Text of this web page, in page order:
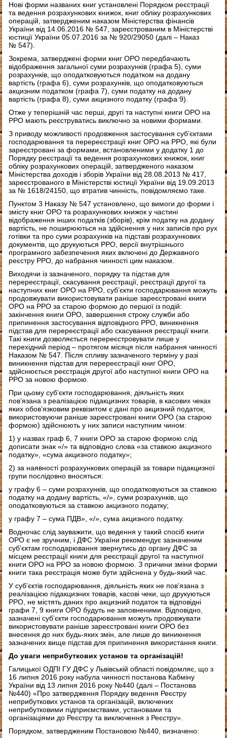
Нові форми названих книг установлені Порядком реєстрації
та ведення розрахункових книжок, книг обліку розрахункових
операцій, затвердженим наказом Міністерства фінансів
України від 14.06.2016 № 547, зареєстрованим в Міністерстві
юстиції України 05.07.2016 за № 920/29050 (далі – Наказ
№ 547).
Зокрема, затверджені форми книг ОРО передбачають
відображення загальної суми розрахунків (графа 5), суми
розрахунків, що оподатковуються податком на додану
вартість (графа 6), суми розрахунків, що оподатковуються
акцизним податком (графа 7), суми податку на додану
вартість (графа 8), суми акцизного податку (графа 9).
Отже у теперішній час перші, другі та наступні книги ОРО на
РРО мають реєструватись виключно за новими формами.
З приводу можливості продовження застосування суб’єктами
господарювання та перереєстрації книг ОРО на РРО, які були
зареєстровані за формами, встановленими у додатку 1 до
Порядку реєстрації та ведення розрахункових книжок, книг
обліку розрахункових операцій, затвердженого наказом
Міністерства доходів і зборів України від 28.08.2013 № 417,
зареєстрованого в Міністерстві юстиції України від 19.09.2013
за № 1618/24150, що втратив чинність, повідомляємо таке.
Пунктом 3 Наказу № 547 установлено, що вимоги до форми і
змісту книг ОРО та розрахункових книжок у частині
відображення інших податків (зборів), крім податку на додану
вартість, не поширюються на здійснення у них записів про рух
готівки та про суми розрахунків на підставі розрахункових
документів, що друкуються РРО, версії внутрішнього
програмного забезпечення яких включені до Державного
реєстру РРО, до набрання чинності цим наказом.
Виходячи із зазначеного, порядку та підстав для
перереєстрації, скасування реєстрації, реєстрації другої та
наступних книг ОРО на РРО, суб’єкти господарювання можуть
продовжувати використовувати раніше зареєстровані книги
ОРО на РРО за старою формою до першої із подій:
закінчення книги ОРО, завершення строку служби або
припинення застосування відповідного РРО, виникнення
підстав для перереєстрації або скасування реєстрації книги.
Такі книги дозволяється перереєстровувати лише у
перехідний період – протягом місяця після набрання чинності
Наказом № 547. Після спливу зазначеного терміну у разі
виникнення підстав для перереєстрації книг ОРО,
здійснюється реєстрація другої або наступної книги ОРО на
РРО за новою формою.
При цьому суб’єкти господарювання, діяльність яких
пов’язана з реалізацією підакцизних товарів, в касових чеках
яких обов’язковим реквізитом є дані про акцизний податок,
використовуючи раніше зареєстровані книги ОРО (за старою
формою) здійснюють у них записи наступним чином:
1) у назвах граф 6, 7 книги ОРО за старою формою слід
дописати знак «/» та відповідно слова «за ставкою акцизного
податку», «сума акцизного податку»;
2) за наявності розрахункових операцій за товари підакцизної
групи послідовно вносяться:
у графу 6 – суми розрахунків, що оподатковуються за ставкою
податку на додану вартість, «/», суми розрахунків, що
оподатковуються за ставкою акцизного податку;
у графу 7 – сума ПДВ», «/», сума акцизного податку.
Водночас слід зауважити, що ведення у такий спосіб книги
ОРО є не зручним, і ДФС України рекомендує зазначеним
суб’єктам господарювання звернутись до органу ДФС за
місцем реєстрації книги для реєстрації другої та наступної
книги ОРО на РРО за новою формою. З причини зміни форми
книги така реєстрація може бути здійснена у будь-який час.
У суб’єктів господарювання, діяльність яких не пов’язана з
реалізацією підакцизних товарів, касові чеки, що друкуються
РРО, не містять даних про акцизний податок та відповідні
графи 7, 9 книги ОРО будуть не заповненими. Відповідно,
зазначені суб’єкти господарювання можуть продовжувати
використовувати раніше зареєстровані книги ОРО без
внесення до них будь-яких змін, але лише до виникнення
зазначених вище підстав для припинення використання книги.
До уваги неприбуткових установ та організацій!
Галицької ОДПІ ГУ ДФС у Львівській області повідомляє, що з
16 липня 2016 року набула чинності постанова Кабміну
України від 13 липня 2016 року №440 (далі – Постанова
№440) «Про затвердження Порядку ведення Реєстру
неприбуткових установ та організацій, включених
неприбутковими підприємствами, установами та
організаціями до Реєстру та виключення з Реєстру».
Порядком, затвердженим Постановою №440, визначено: